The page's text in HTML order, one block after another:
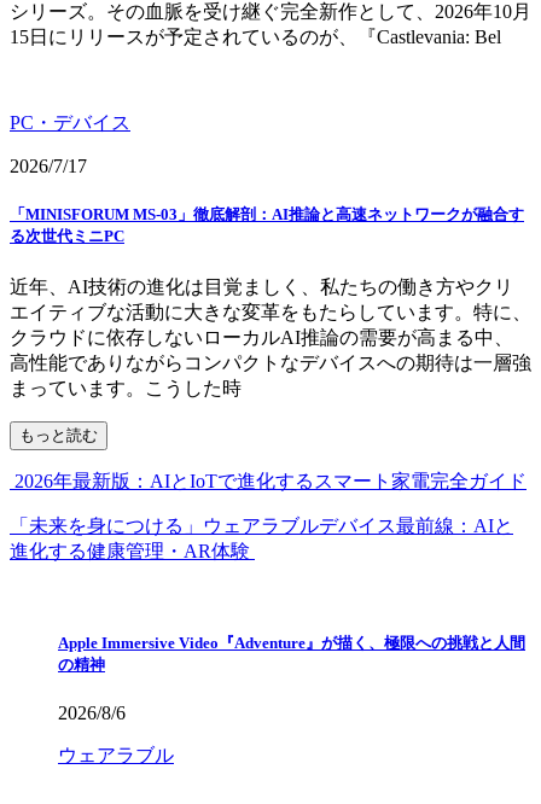
シリーズ。その血脈を受け継ぐ完全新作として、2026年10月
15日にリリースが予定されているのが、『Castlevania: Bel
PC・デバイス
2026/7/17
「MINISFORUM MS-03」徹底解剖：AI推論と高速ネットワークが融合す
る次世代ミニPC
近年、AI技術の進化は目覚ましく、私たちの働き方やクリ
エイティブな活動に大きな変革をもたらしています。特に、
クラウドに依存しないローカルAI推論の需要が高まる中、
高性能でありながらコンパクトなデバイスへの期待は一層強
まっています。こうした時
もっと読む
2026年最新版：AIとIoTで進化するスマート家電完全ガイド
「未来を身につける」ウェアラブルデバイス最前線：AIと
進化する健康管理・AR体験
Apple Immersive Video『Adventure』が描く、極限への挑戦と人間
の精神
2026/8/6
ウェアラブル